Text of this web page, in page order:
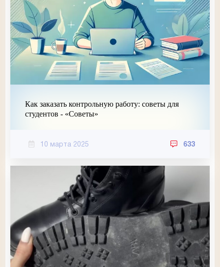
Как заказать контрольную работу: советы для
студентов - «Советы»
10 марта 2025 633